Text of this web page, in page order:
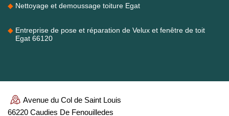
Nettoyage et demoussage toiture Egat
Entreprise de pose et réparation de Velux et fenêtre de toit
Egat 66120
Avenue du Col de Saint Louis
66220 Caudies De Fenouilledes